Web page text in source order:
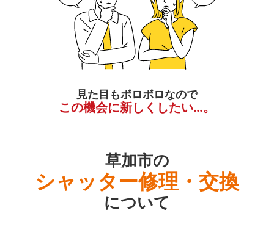
見た目もボロボロなので
この機会に新しくしたい…。
草加市の
シャッター修理・交換
について